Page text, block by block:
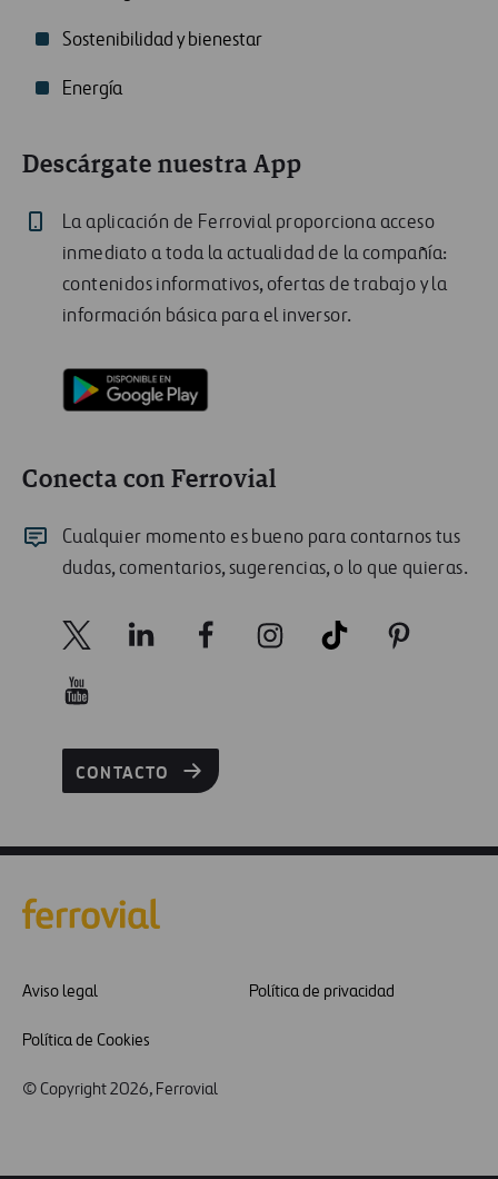
Sostenibilidad y bienestar
Energía
Descárgate nuestra App
La aplicación de Ferrovial proporciona acceso
inmediato a toda la actualidad de la compañía:
contenidos informativos, ofertas de trabajo y la
información básica para el inversor.
Conecta con Ferrovial
Cualquier momento es bueno para contarnos tus
dudas, comentarios, sugerencias, o lo que quieras.
CONTACTO
Aviso legal Política de privacidad
Política de Cookies
© Copyright 2026, Ferrovial